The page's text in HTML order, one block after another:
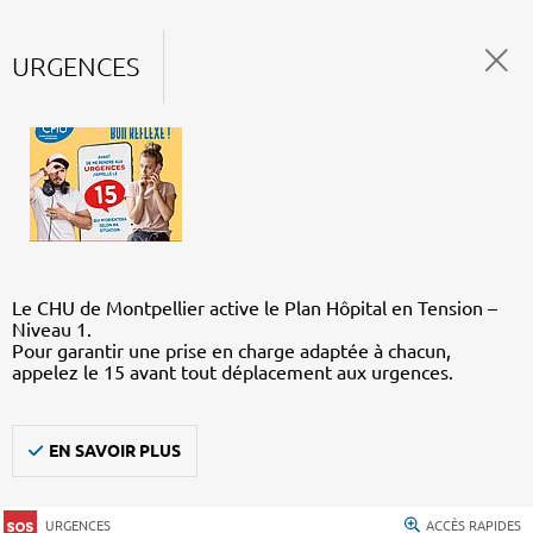
URGENCES
Le CHU de Montpellier active le Plan Hôpital en Tension –
Niveau 1.
Pour garantir une prise en charge adaptée à chacun,
appelez le 15 avant tout déplacement aux urgences.
EN SAVOIR PLUS
URGENCES ACCÈS RAPIDES